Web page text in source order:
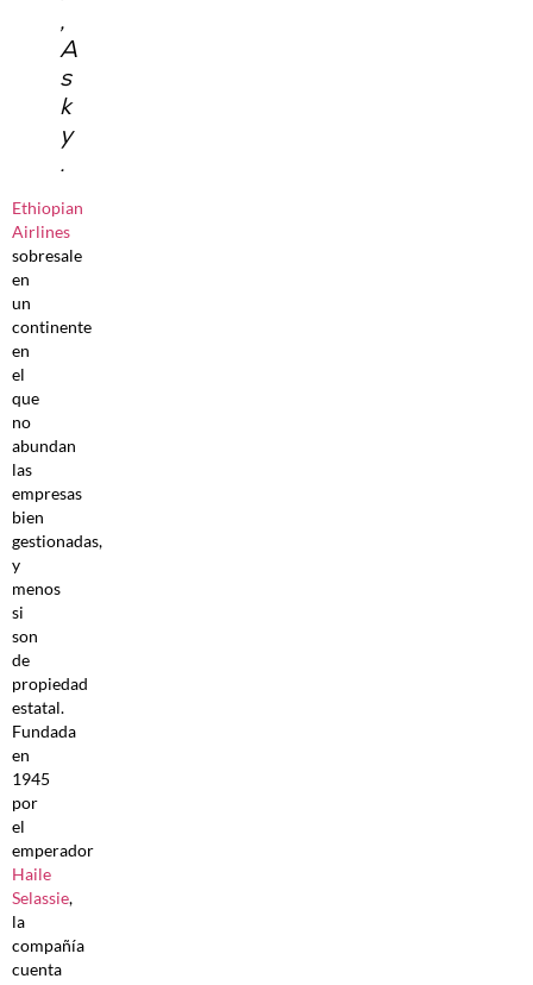
,
A
s
k
y
.
Ethiopian
Airlines
sobresale
en
un
continente
en
el
que
no
abundan
las
empresas
bien
gestionadas,
y
menos
si
son
de
propiedad
estatal.
Fundada
en
1945
por
el
emperador
Haile
Selassie,
la
compañía
cuenta